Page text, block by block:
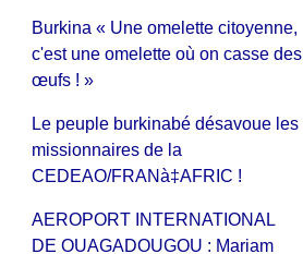
Burkina « Une omelette citoyenne,
c'est une omelette où on casse des
œufs ! »
Le peuple burkinabé désavoue les
missionnaires de la
CEDEAO/FRANà‡AFRIC !
AEROPORT INTERNATIONAL
DE OUAGADOUGOU : Mariam